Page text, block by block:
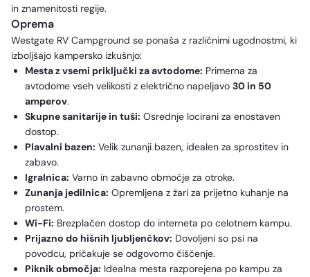
in znamenitosti regije.
Oprema
Westgate RV Campground se ponaša z različnimi ugodnostmi, ki
izboljšajo kampersko izkušnjo:
Mesta z vsemi priključki za avtodome: Primerna za
avtodome vseh velikosti z električno napeljavo 30 in 50
amperov.
Skupne sanitarije in tuši: Osrednje locirani za enostaven
dostop.
Plavalni bazen: Velik zunanji bazen, idealen za sprostitev in
zabavo.
Igralnica: Varno in zabavno območje za otroke.
Zunanja jedilnica: Opremljena z žari za prijetno kuhanje na
prostem.
Wi-Fi: Brezplačen dostop do interneta po celotnem kampu.
Prijazno do hišnih ljubljenčkov: Dovoljeni so psi na
povodcu, pričakuje se odgovorno čiščenje.
Piknik območja: Idealna mesta razporejena po kampu za